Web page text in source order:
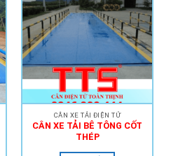
Add to
Wishlist
CÂN XE TẢI ĐIỆN TỬ
CÂN XE TẢI BÊ TÔNG CỐT
THÉP